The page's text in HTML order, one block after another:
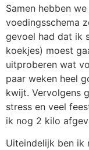
Samen hebben
voedingsschema
gevoel had dat ik
koekjes) moest
uitproberen wat
paar weken heel
kwijt. Vervolgens
stress en veel
ik nog 2 kilo
Uiteindelijk ben ik